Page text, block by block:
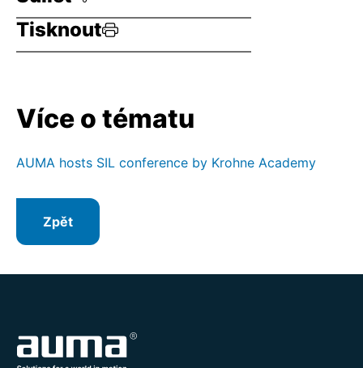
Tisknout
Více o tématu
AUMA hosts SIL conference by Krohne Academy
Zpět